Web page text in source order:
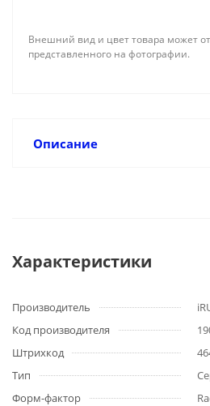
Внешний вид и цвет товара может
представленного на фотографии.
Описание
Характеристики
Производитель
Код производителя
Штрихкод
Тип
Форм-фактор